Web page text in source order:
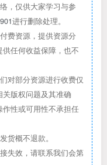
，仅供大家学习与参
进行删除处理。
费资源，提供资源分
任何收益保障，也不
对部分资源进行收费仅
版权问题及其准确
性或可用性不承担任
货概不退款。
失效，请联系我们会第